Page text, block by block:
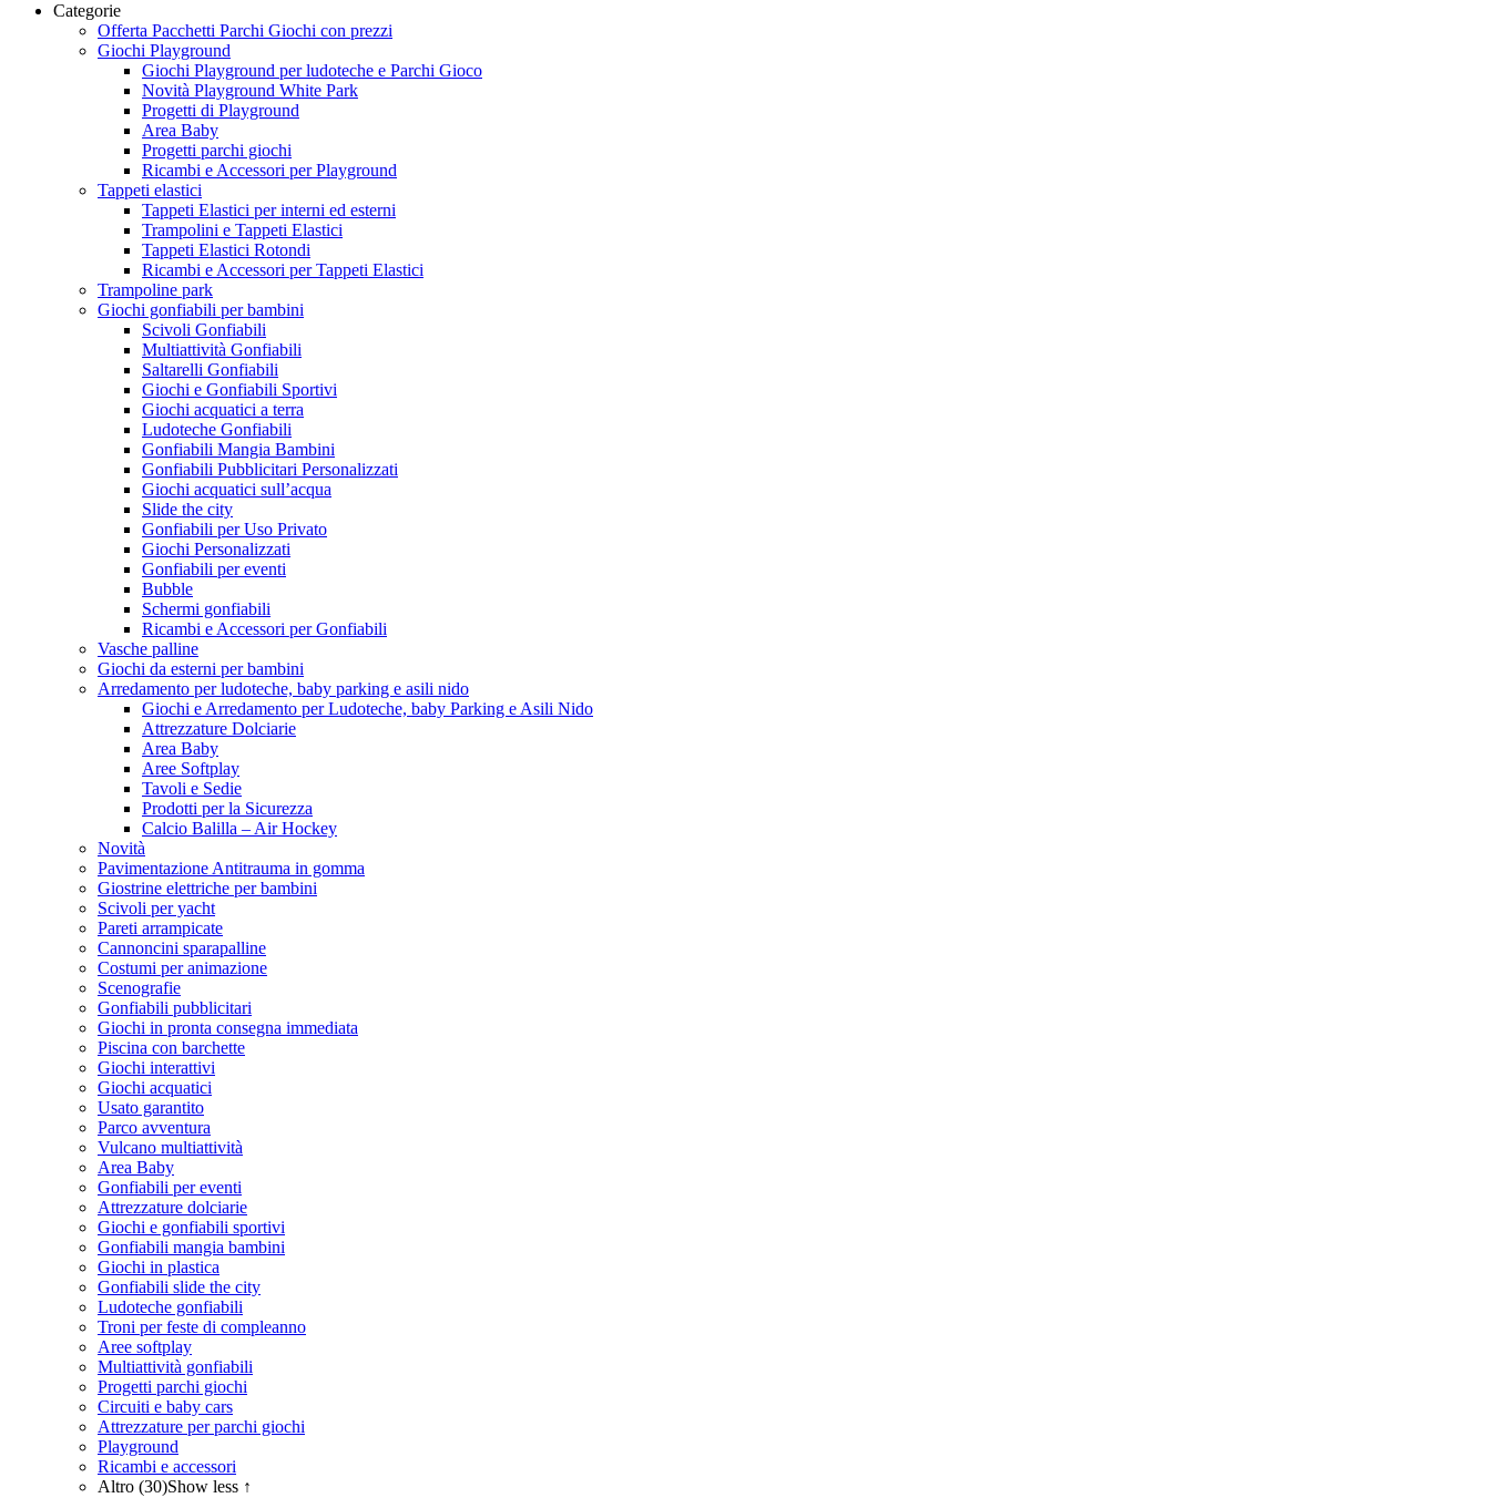
Categorie
Offerta Pacchetti Parchi Giochi con prezzi
Giochi Playground
Giochi Playground per ludoteche e Parchi Gioco
Novità Playground White Park
Progetti di Playground
Area Baby
Progetti parchi giochi
Ricambi e Accessori per Playground
Tappeti elastici
Tappeti Elastici per interni ed esterni
Trampolini e Tappeti Elastici
Tappeti Elastici Rotondi
Ricambi e Accessori per Tappeti Elastici
Trampoline park
Giochi gonfiabili per bambini
Scivoli Gonfiabili
Multiattività Gonfiabili
Saltarelli Gonfiabili
Giochi e Gonfiabili Sportivi
Giochi acquatici a terra
Ludoteche Gonfiabili
Gonfiabili Mangia Bambini
Gonfiabili Pubblicitari Personalizzati
Giochi acquatici sull’acqua
Slide the city
Gonfiabili per Uso Privato
Giochi Personalizzati
Gonfiabili per eventi
Bubble
Schermi gonfiabili
Ricambi e Accessori per Gonfiabili
Vasche palline
Giochi da esterni per bambini
Arredamento per ludoteche, baby parking e asili nido
Giochi e Arredamento per Ludoteche, baby Parking e Asili Nido
Attrezzature Dolciarie
Area Baby
Aree Softplay
Tavoli e Sedie
Prodotti per la Sicurezza
Calcio Balilla – Air Hockey
Novità
Pavimentazione Antitrauma in gomma
Giostrine elettriche per bambini
Scivoli per yacht
Pareti arrampicate
Cannoncini sparapalline
Costumi per animazione
Scenografie
Gonfiabili pubblicitari
Giochi in pronta consegna immediata
Piscina con barchette
Giochi interattivi
Giochi acquatici
Usato garantito
Parco avventura
Vulcano multiattività
Area Baby
Gonfiabili per eventi
Attrezzature dolciarie
Giochi e gonfiabili sportivi
Gonfiabili mangia bambini
Giochi in plastica
Gonfiabili slide the city
Ludoteche gonfiabili
Troni per feste di compleanno
Aree softplay
Multiattività gonfiabili
Progetti parchi giochi
Circuiti e baby cars
Attrezzature per parchi giochi
Playground
Ricambi e accessori
Altro (30)Show less ↑